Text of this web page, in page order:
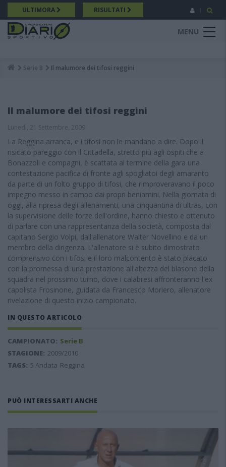
Salta
al
contenuto
principale
ULTIMORA RISULTATI
MENU
Breadcrumb
Serie B Il malumore dei tifosi reggini
Il malumore dei tifosi reggini
Lunedì, 21 Settembre, 2009
La Reggina arranca, e i tifosi non le mandano a dire. Dopo il
risicato pareggio con il Cittadella, stretto più agli ospiti che a
Bonazzoli e compagni, è scattata al termine della gara una
contestazione pacifica di fronte agli spogliatoi degli amaranto
da parte di un folto gruppo di tifosi, che rimproveravano il poco
impegno messo in campo dai propri beniamini. Nella giornata di
oggi, alla ripresa degli allenamenti, una cinquantina di ultras, con
la supervisione delle forze dell'ordine, hanno chiesto e ottenuto
di parlare con una rappresentanza della società, composta dal
capitano Sergio Volpi, dall'allenatore Walter Novellino e da un
membro della dirigenza. L'allenatore si è subito dimostrato
comprensivo con i tifosi e il loro malcontento è stato placato
con la promessa di una prestazione all'altezza del blasone della
squadra nel prossimo turno, dove i calabresi affronteranno l'ex
capolista Frosinone, guidata da Francesco Moriero, allenatore
rivelazione di questo inizio campionato.
IN QUESTO ARTICOLO
CAMPIONATO: Serie B
STAGIONE: 2009/2010
TAGS: 5 Andata Reggina
PUÒ INTERESSARTI ANCHE